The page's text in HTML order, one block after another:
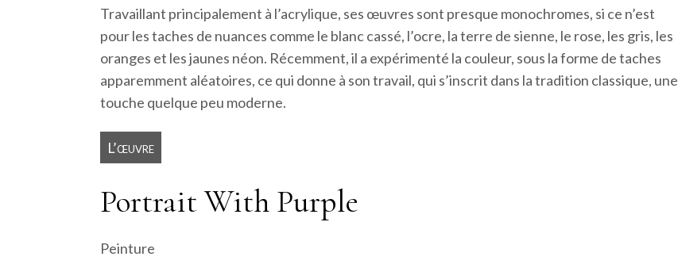
Travaillant principalement à l’acrylique, ses œuvres sont presque monochromes, si ce n’est
pour les taches de nuances comme le blanc cassé, l’ocre, la terre de sienne, le rose, les gris, les
oranges et les jaunes néon. Récemment, il a expérimenté la couleur, sous la forme de taches
apparemment aléatoires, ce qui donne à son travail, qui s’inscrit dans la tradition classique, une
touche quelque peu moderne.
L’œuvre
Portrait With Purple
Peinture